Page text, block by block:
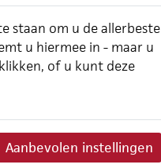
Last
Nieuwsbrief
staan om u de allerbeste
u hiermee in - maar u
of u kunt deze
Aanbevolen instellingen